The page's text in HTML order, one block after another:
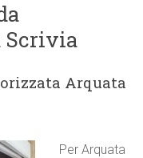
Scrivia
Arquata
Per Arquata